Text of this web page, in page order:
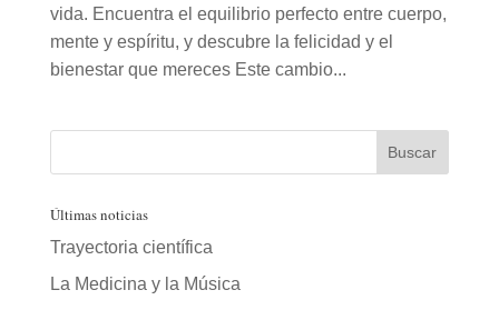
vida. Encuentra el equilibrio perfecto entre cuerpo,
mente y espíritu, y descubre la felicidad y el
bienestar que mereces Este cambio...
Últimas noticias
Trayectoria científica
La Medicina y la Música